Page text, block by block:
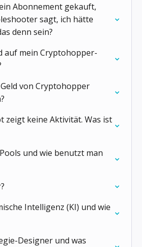
Abonnement gekauft,
sagt, ich hätte
denn sein?
auf mein Cryptohopper-
von Cryptohopper
zeigt keine Aktivität. Was ist
und wie benutzt man
Intelligenz (KI) und wie
Designer und was